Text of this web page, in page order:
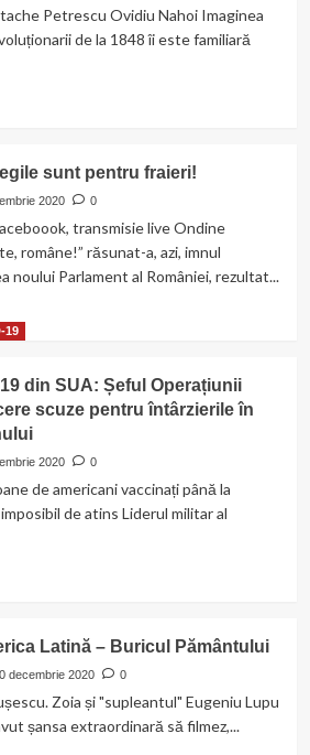
Petrescu Ovidiu Nahoi Imaginea
de la 1848 îi este familiară
sunt pentru fraieri!
2020 0
transmisie live Ondine
române!” răsunat-a, azi, imnul
noului Parlament al României, rezultat...
19
din SUA: Șeful Operațiunii
scuze pentru întârzierile în
2020 0
de americani vaccinați până la
de atins Liderul militar al
Latină – Buricul Pământului
decembrie 2020 0
Zoia și "supleantul" Eugeniu Lupu
șansa extraordinară să filmez,...